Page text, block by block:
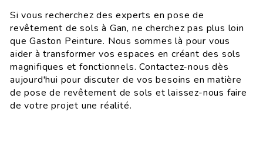
Si vous recherchez des experts en pose de
revêtement de sols à Gan, ne cherchez pas plus loin
que Gaston Peinture. Nous sommes là pour vous
aider à transformer vos espaces en créant des sols
magnifiques et fonctionnels. Contactez-nous dès
aujourd'hui pour discuter de vos besoins en matière
de pose de revêtement de sols et laissez-nous faire
de votre projet une réalité.